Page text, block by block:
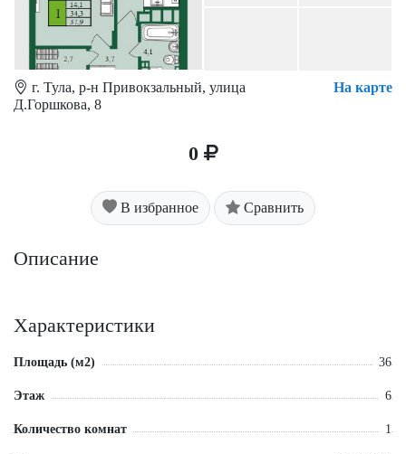
г. Тула, р-н Привокзальный, улица
Д.Горшкова, 8
На карте
0
В избранное Сравнить
Описание
Характеристики
Площадь (м2) 36
Этаж 6
Количество комнат 1